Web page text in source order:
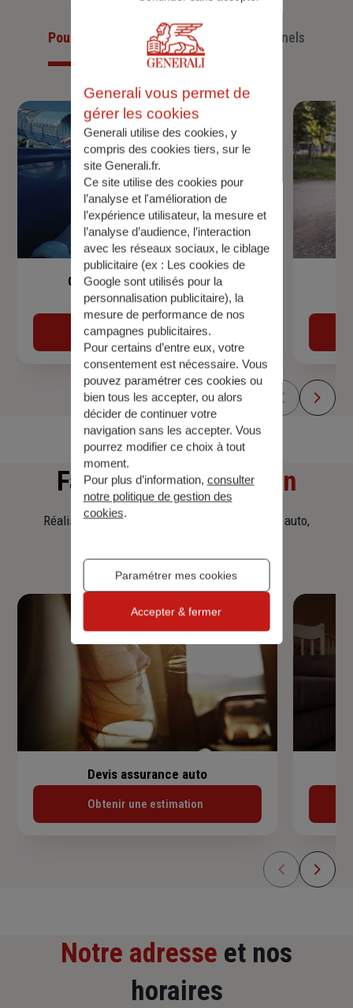
Pour les particuliersPour les professionnels
Garantie Accidents de la Vie
Découvrir
Faitesune simulation
Réalisez une simulation tarifaire d'assurance, auto,
Devis assurance auto
Obtenir une estimation
Notre adresse et nos
horaires
Generali vous permet de
gérer les cookies
Generali utilise des cookies, y
compris des cookies tiers, sur le
site Generali.fr.
Ce site utilise des cookies pour
l’analyse et l'amélioration de
l’expérience utilisateur, la mesure et
l’analyse d’audience, l’interaction
avec les réseaux sociaux, le ciblage
publicitaire (ex : Les cookies de
Google sont utilisés pour la
personnalisation publicitaire), la
mesure de performance de nos
campagnes publicitaires.
Pour certains d’entre eux, votre
consentement est nécessaire. Vous
pouvez paramétrer ces cookies ou
bien tous les accepter, ou alors
décider de continuer votre
navigation sans les accepter. Vous
pourrez modifier ce choix à tout
moment.
Pour plus d’information, consulter
notre politique de gestion des
cookies.
Paramétrer mes cookies
Accepter & fermer